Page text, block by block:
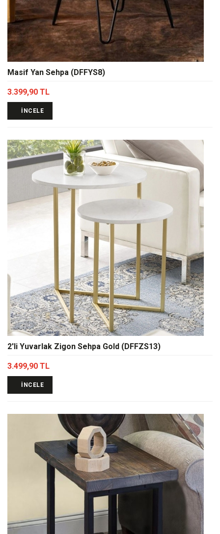
Masif Yan Sehpa (DFFYS8)
3.399,90 TL
İNCELE
2'li Yuvarlak Zigon Sehpa Gold (DFFZS13)
3.499,90 TL
İNCELE